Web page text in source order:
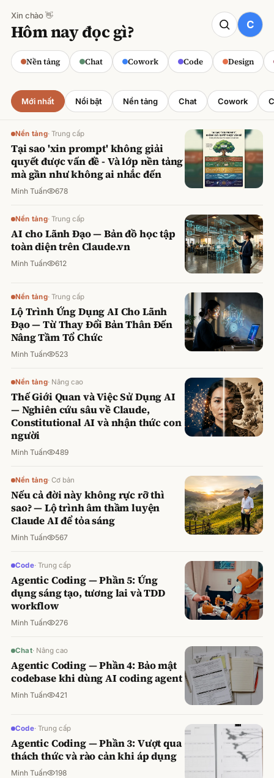
Xin chào 👋
Hôm nay đọc gì?
Nền tảng Chat Cowork Code Design
CODE
Claude cho Sales: Dự báo doanh số
chính xác
Minh Tuấn ·800 lượt xem
Mới nhất Nổi bật Nền tảng Chat Cowork
Nền tảng· Trung cấp
Tại sao 'xin prompt' không giải
quyết được vấn đề - Và lớp nền tảng
mà gần như không ai nhắc đến
Minh Tuấn 678
Nền tảng· Trung cấp
AI cho Lãnh Đạo — Bản đồ học tập
toàn diện trên Claude.vn
Minh Tuấn 612
Nền tảng· Trung cấp
Lộ Trình Ứng Dụng AI Cho Lãnh
Đạo — Từ Thay Đổi Bản Thân Đến
Nâng Tầm Tổ Chức
Minh Tuấn 523
Nền tảng· Nâng cao
Thế Giới Quan và Việc Sử Dụng AI
— Nghiên cứu sâu về Claude,
Constitutional AI và nhận thức con
người
Minh Tuấn 489
Nền tảng· Cơ bản
Nếu cả đời này không rực rỡ thì
sao? — Lộ trình âm thầm luyện
Claude AI để tỏa sáng
Minh Tuấn 567
Code· Trung cấp
Agentic Coding — Phần 5: Ứng
dụng sáng tạo, tương lai và TDD
workflow
Minh Tuấn 276
Chat· Nâng cao
Agentic Coding — Phần 4: Bảo mật
codebase khi dùng AI coding agent
Minh Tuấn 421
Code· Trung cấp
Agentic Coding — Phần 3: Vượt qua
thách thức và rào cản khi áp dụng
Minh Tuấn 198